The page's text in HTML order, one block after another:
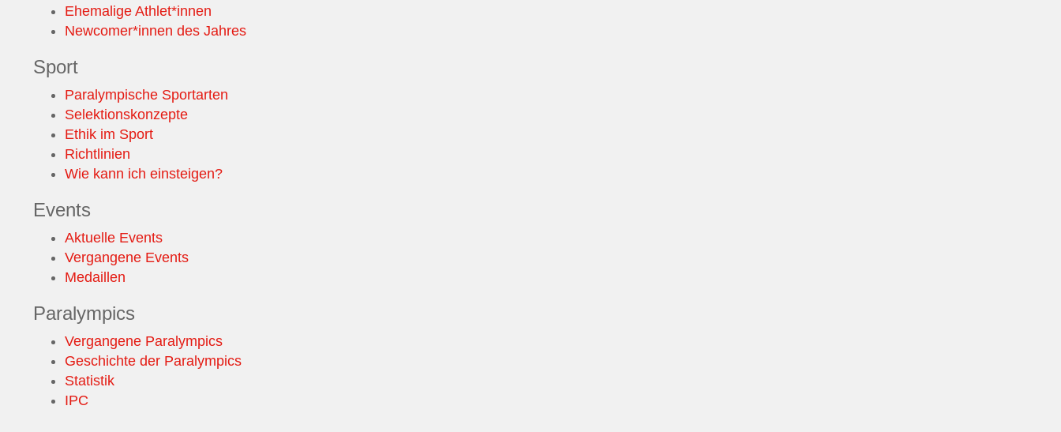
Ehemalige Athlet*innen
Newcomer*innen des Jahres
Sport
Paralympische Sportarten
Selektionskonzepte
Ethik im Sport
Richtlinien
Wie kann ich einsteigen?
Events
Aktuelle Events
Vergangene Events
Medaillen
Paralympics
Vergangene Paralympics
Geschichte der Paralympics
Statistik
IPC